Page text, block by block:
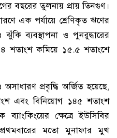
বছরের তুলনায় প্রায় তিনগুণ।
এক পর্যায়ে শ্রেণিকৃত ঋণের
ব্যবস্থাপনা ও পুনরুদ্ধারের
শতাংশ কমিয়ে ১৫.৫ শতাংশে
অসাধারণ প্রবৃদ্ধি অর্জিত হয়েছে,
এবং বিনিয়োগ ১৪৫ শতাংশ
ব্যাংকিংয়ের ক্ষেত্রে ইউসিবির
প্রথমবারের মতো মুনাফার মুখ